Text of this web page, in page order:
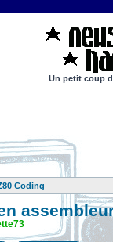
Un petit coup
Coding